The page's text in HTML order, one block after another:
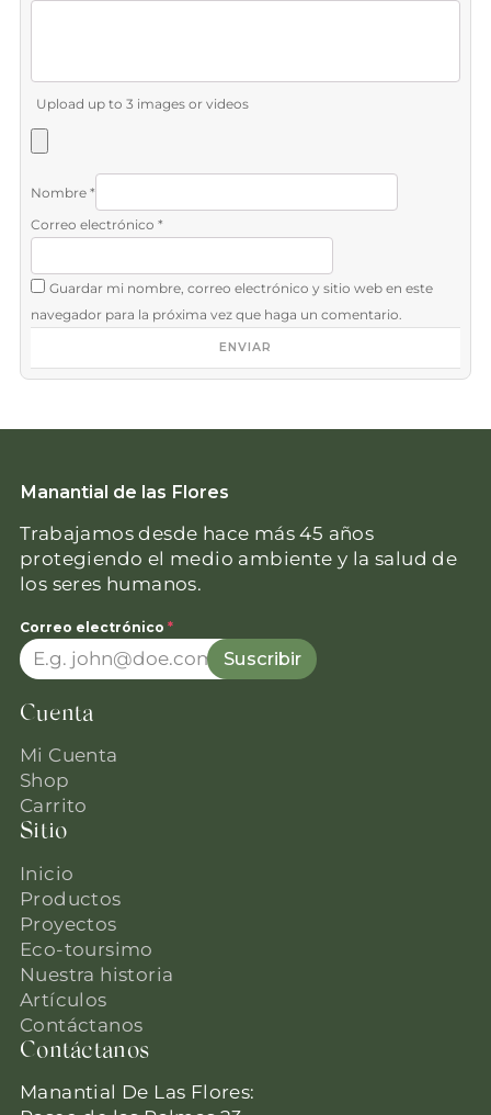
Upload up to 3 images or videos
Nombre *
Correo electrónico *
Guardar mi nombre, correo electrónico y sitio web en este
navegador para la próxima vez que haga un comentario.
Manantial de las Flores
Trabajamos desde hace más 45 años
protegiendo el medio ambiente y la salud de
los seres humanos.
Correo electrónico *
Suscribir
Cuenta
Mi Cuenta
Shop
Carrito
Sitio
Inicio
Productos
Proyectos
Eco-toursimo
Nuestra historia
Artículos
Contáctanos
Contáctanos
Manantial De Las Flores: